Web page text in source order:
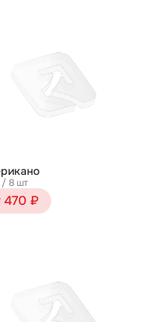
/ 8 шт
470 ₽